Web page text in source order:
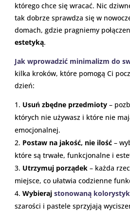
którego chce się wracać. Nic
tak dobrze sprawdza się w
domach, gdzie pragniemy
estetyką.
Jak wprowadzić minimalizm do
kilka kroków, które pomogą Ci
dzień:
Usuń zbędne przedmioty –
których nie używasz i które nie
emocjonalnej.
Postaw na jakość, nie ilość –
które są trwałe, funkcjonalne i
Utrzymuj porządek – każda
miejsce, co ułatwia codzienne
Wybieraj stonowaną
szarości i pastele sprzyjają